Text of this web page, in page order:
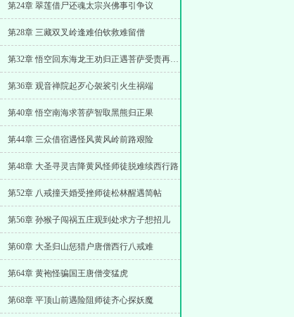
第24章 翠莲借尸还魂太宗兴佛事引争议
第28章 三藏双叉岭逢难伯钦救难留僧
第32章 悟空回东海龙王劝归正遇菩萨受责再回保唐僧
第36章 观音禅院起歹心袈裟引火生祸端
第40章 悟空南海求菩萨智取黑熊归正果
第44章 三众借宿遇怪风黄风岭前路艰险
第48章 大圣寻灵吉降黄风怪师徒脱难续西行路
第52章 八戒撞天婚受挫师徒松林醒遇简帖
第56章 孙猴子闯祸五庄观到处求方子想招儿
第60章 大圣归山惩猎户唐僧西行八戒难
第64章 黄袍怪骗国王唐僧变猛虎
第68章 平顶山前遇险阻师徒齐心探妖魔